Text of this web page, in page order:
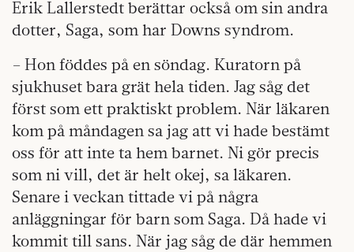
Erik Lallerstedt berättar också om sin andra
dotter, Saga, som har Downs syndrom.
– Hon föddes på en söndag. Kuratorn på
sjukhuset bara grät hela tiden. Jag såg det
först som ett praktiskt problem. När läkaren
kom på måndagen sa jag att vi hade bestämt
oss för att inte ta hem barnet. Ni gör precis
som ni vill, det är helt okej, sa läkaren.
Senare i veckan tittade vi på några
anläggningar för barn som Saga. Då hade vi
kommit till sans. När jag såg de där hemmen